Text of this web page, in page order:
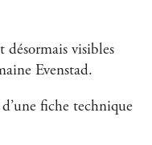
désormais visibles
Evenstad.
fiche technique